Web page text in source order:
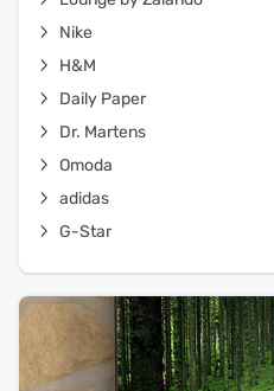
Nike
H&M
Daily Paper
Dr. Martens
Omoda
adidas
G-Star